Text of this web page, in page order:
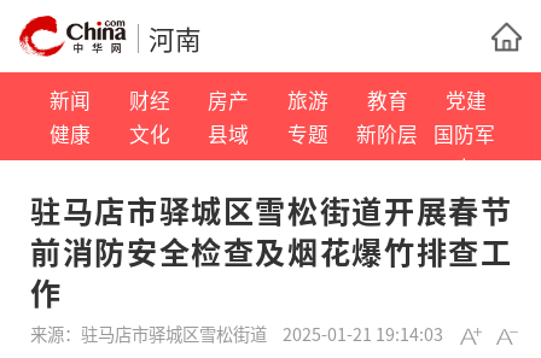
河南
新闻 财经 房产 旅游 教育
党建
健康
文化 县域 专题 新阶层
国防军
事
驻马店市驿城区雪松街道开展春节
前消防安全检查及烟花爆竹排查工
作
来源： 驻马店市驿城区雪松街道 2025-01-21 19:14:03